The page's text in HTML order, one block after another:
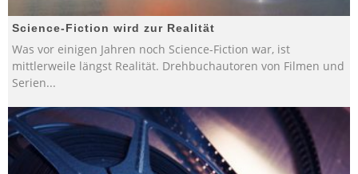
Science-Fiction wird zur Realität
Was vor einigen Jahren noch Science-Fiction war, ist
mittlerweile längst Realität. Drehbuchautoren von Filmen und
Serien...